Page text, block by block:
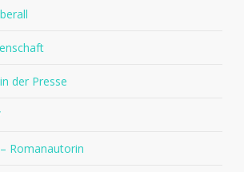
der Presse
Romanautorin